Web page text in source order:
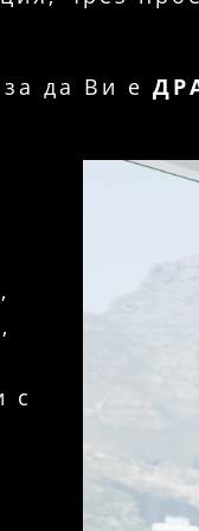
за да Ви е
с